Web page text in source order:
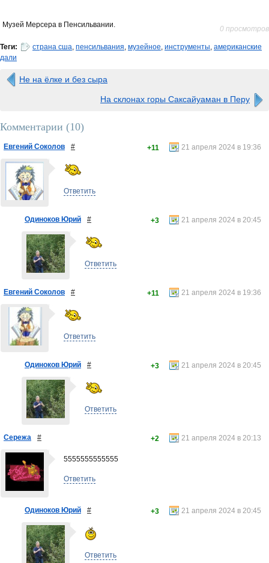
Музей Мерсера в Пенсильвании. 0 просмотров
Теги: страна сша, пенсильвания, музейное, инструменты, американские
дали
Не на ёлке и без сыра
На склонах горы Саксайуаман в Перу
Комментарии (10)
Евгений Соколов # 21 апреля 2024 в 19:36
+11
Ответить
Одиноков Юрий # 21 апреля 2024 в 20:45
+3
Ответить
Евгений Соколов # 21 апреля 2024 в 19:36
+11
Ответить
Одиноков Юрий # 21 апреля 2024 в 20:45
+3
Ответить
Сережа # 21 апреля 2024 в 20:13
+2
5555555555555
Ответить
Одиноков Юрий # 21 апреля 2024 в 20:45
+3
Ответить